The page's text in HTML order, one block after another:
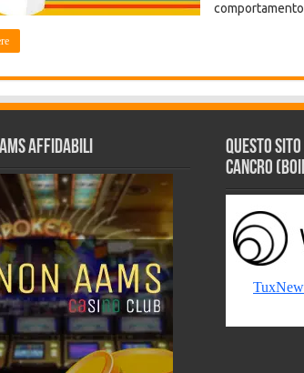
affidabili
Questo
Cancro